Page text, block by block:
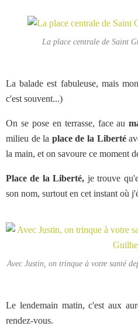
La place centrale de Saint
La balade est fabuleuse, mais
c'est souvent...)
On se pose en terrasse, face au
milieu de la place de la Liberté
la main, et on savoure ce moment
Place de la Liberté, je trouve
son nom, surtout en cet instant où
Avec Justin, on trinque à votre santé
Le lendemain matin, c'est aux
rendez-vous.